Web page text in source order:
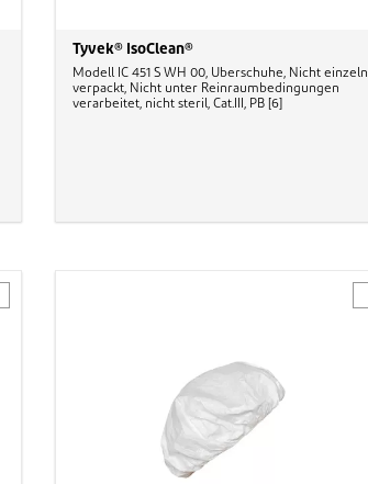
Tyvek® IsoClean®
Modell IC 451 S WH 00, Überschuhe, Nicht einzeln
verpackt, Nicht unter Reinraumbedingungen
verarbeitet, nicht steril, Cat.III, PB [6]